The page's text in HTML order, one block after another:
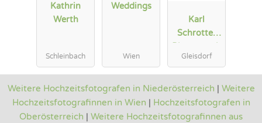
Kathrin
Werth
Schleinbach
Weddings
Wien
Karl
Schrotter
Gleisdorf
Weitere Hochzeitsfotografen in Niederösterreich | Weitere
Hochzeitsfotografinnen in Wien | Hochzeitsfotografen in
Oberösterreich | Weitere Hochzeitsfotografinnen aus